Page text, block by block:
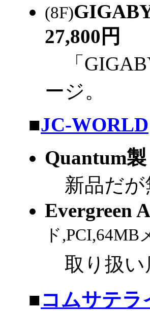
(8F)
27,800円
「
ージ。
■JC-WORLD
Quantum
新品だが
Evergreen
ド
取り扱い
■コムサテラ